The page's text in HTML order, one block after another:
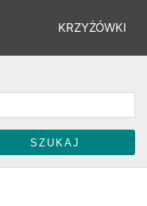
KRZYŻÓWKI
ŁAMIGŁÓWKI